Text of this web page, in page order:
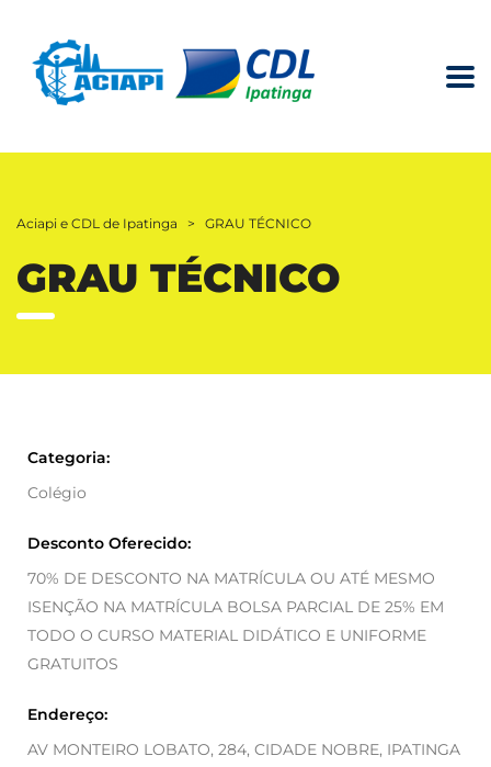
Aciapi e CDL de Ipatinga > GRAU TÉCNICO
GRAU TÉCNICO
Categoria:
Colégio
Desconto Oferecido:
70% DE DESCONTO NA MATRÍCULA OU ATÉ MESMO
ISENÇÃO NA MATRÍCULA BOLSA PARCIAL DE 25% EM
TODO O CURSO MATERIAL DIDÁTICO E UNIFORME
GRATUITOS
Endereço:
AV MONTEIRO LOBATO, 284, CIDADE NOBRE, IPATINGA